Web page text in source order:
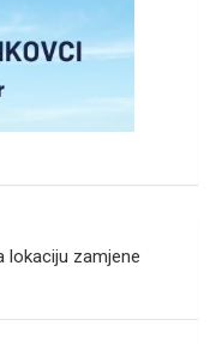
lokaciju zamjene